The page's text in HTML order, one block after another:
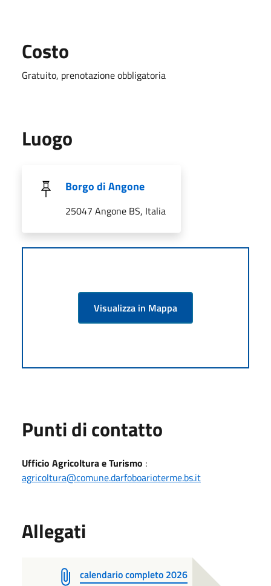
Costo
Gratuito, prenotazione obbligatoria
Luogo
Borgo di Angone
25047 Angone BS, Italia
Visualizza in Mappa
Punti di contatto
Ufficio Agricoltura e Turismo :
agricoltura@comune.darfoboarioterme.bs.it
Allegati
calendario completo 2026